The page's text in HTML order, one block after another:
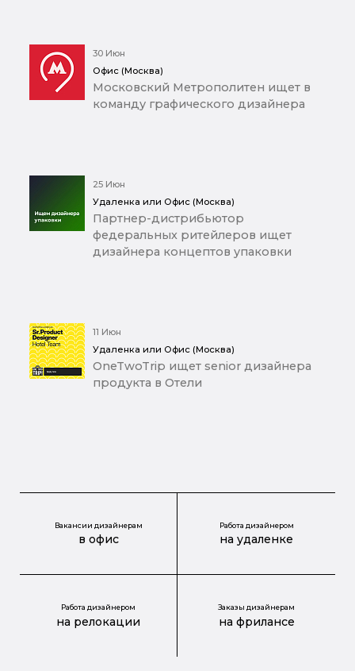
30 Июн
Офис (Москва)
Московский Метрополитен ищет в
команду графического дизайнера
25 Июн
Удаленка или Офис (Москва)
Партнер-дистрибьютор
федеральных ритейлеров ищет
дизайнера концептов упаковки
11 Июн
Удаленка или Офис (Москва)
OneTwoTrip ищет senior дизайнера
продукта в Отели
Вакансии дизайнерам
в офис
Работа дизайнером
на удаленке
Работа дизайнером
на релокации
Заказы дизайнерам
на фрилансе